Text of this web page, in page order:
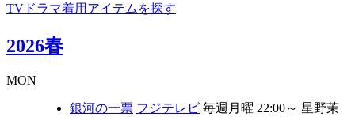
TVドラマ着用アイテムを探す
2026春
MON
銀河の一票 フジテレビ 毎週月曜 22:00～ 星野茉